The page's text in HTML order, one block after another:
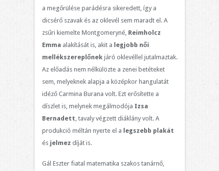
a megőrülése parádésra sikeredett, így a
dicsérő szavak és az oklevél sem maradt el. A
zsűri kiemelte Montgomeryné, Reimholcz
Emma alakítását is, akit a legjobb női
mellékszereplőnek járó oklevéllel jutalmaztak.
Az előadás nem nélkülözte a zenei betéteket
sem, melyeknek alapja a középkor hangulatát
idéző Carmina Burana volt. Ezt erősítette a
díszlet is, melynek megálmodója Izsa
Bernadett , tavaly végzett diáklány volt. A
produkció méltán nyerte el a legszebb plakát
és jelmez díját is.
Gál Eszter fiatal matematika szakos tanárnő,